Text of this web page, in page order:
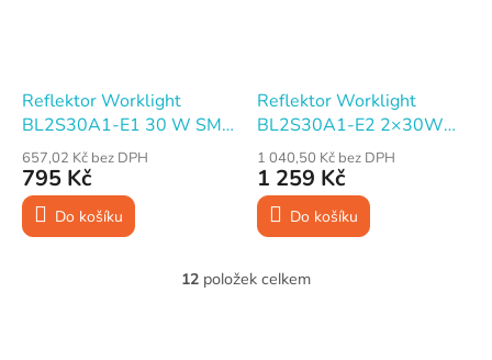
Reflektor Worklight
BL2S30A1-E1 30 W SMD
LED 2400 lm, IP65, kabel
2,5 m, stativ
657,02 Kč bez DPH
795 Kč
Do košíku
Reflektor Worklight
BL2S30A1-E2 2×30W
SMD LED 4800 lm, IP65,
kabel 2,5 m, stativ
1 040,50 Kč bez DPH
1 259 Kč
Do košíku
O
12 položek celkem